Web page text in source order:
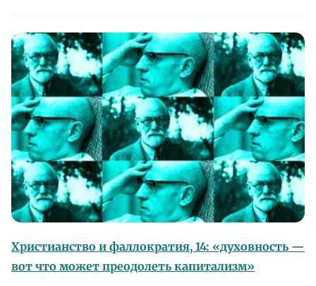
Христианство и фаллократия, 14: «духовность —
вот что может преодолеть капитализм»